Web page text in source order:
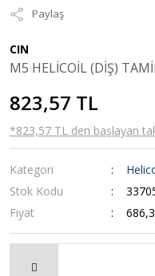
Paylaş
CIN
M5 HELİCOİL (DİŞ)
823,57 TL
*823,57 TL den başlayan
Kategori
Stok Kodu
Fiyat